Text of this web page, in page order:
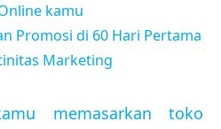
kamu
Promosi di 60 Hari Pertama
Marketing
memasarkan toko